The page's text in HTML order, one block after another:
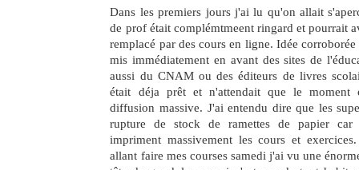
Dans les premiers jours j'ai lu qu'on allait
de prof était complémtmeent ringard et pourrait
remplacé par des cours en ligne. Idée
mis immédiatement en avant des sites de
aussi du CNAM ou des éditeurs de livres
était déja prêt et n'attendait que le moment
diffusion massive. J'ai entendu dire que les
rupture de stock de ramettes de papier car
impriment massivement les cours et
allant faire mes courses samedi j'ai vu une